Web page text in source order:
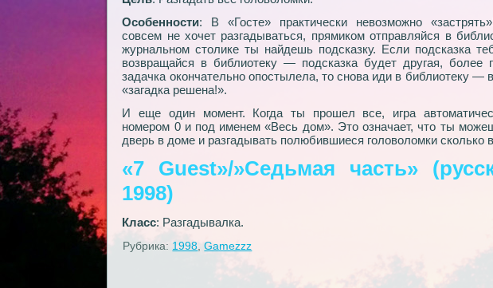
Особенности: В «Госте» практически невозможно
совсем не хочет разгадываться, прямиком отправляйся в
журнальном столике ты найдешь подсказку. Если подсказка
возвращайся в библиотеку — подсказка будет другая, более
задачка окончательно опостылела, то снова иди в библиотеку —
«загадка решена!».
И еще один момент. Когда ты прошел все, игра
номером 0 и под именем «Весь дом». Это означает, что ты
дверь в доме и разгадывать полюбившиеся головоломки сколько
«7 Guest»/»Седьмая часть»
1998)
Класс: Разгадывалка.
Рубрика: 1998 ,Gamezzz